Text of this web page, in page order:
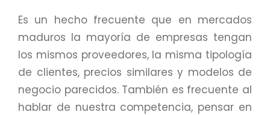
Es un hecho frecuente que en mercados
maduros la mayoría de empresas tengan
los mismos proveedores, la misma tipología
de clientes, precios similares y modelos de
negocio parecidos. También es frecuente al
hablar de nuestra competencia, pensar en